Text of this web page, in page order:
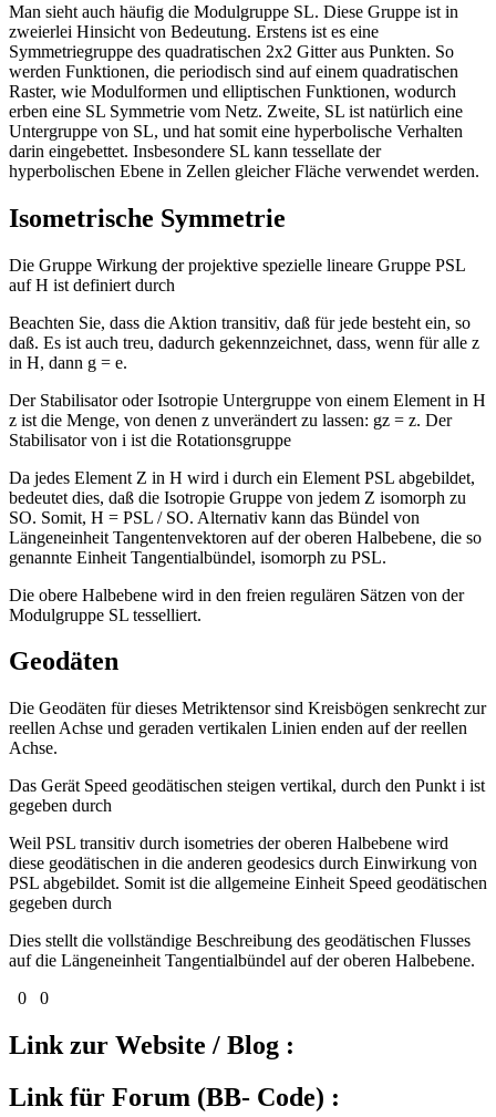
Man sieht auch häufig die Modulgruppe SL. Diese Gruppe ist in
zweierlei Hinsicht von Bedeutung. Erstens ist es eine
Symmetriegruppe des quadratischen 2x2 Gitter aus Punkten. So
werden Funktionen, die periodisch sind auf einem quadratischen
Raster, wie Modulformen und elliptischen Funktionen, wodurch
erben eine SL Symmetrie vom Netz. Zweite, SL ist natürlich eine
Untergruppe von SL, und hat somit eine hyperbolische Verhalten
darin eingebettet. Insbesondere SL kann tessellate der
hyperbolischen Ebene in Zellen gleicher Fläche verwendet werden.
Isometrische Symmetrie
Die Gruppe Wirkung der projektive spezielle lineare Gruppe PSL
auf H ist definiert durch
Beachten Sie, dass die Aktion transitiv, daß für jede besteht ein, so
daß. Es ist auch treu, dadurch gekennzeichnet, dass, wenn für alle z
in H, dann g = e.
Der Stabilisator oder Isotropie Untergruppe von einem Element in H
z ist die Menge, von denen z unverändert zu lassen: gz = z. Der
Stabilisator von i ist die Rotationsgruppe
Da jedes Element Z in H wird i durch ein Element PSL abgebildet,
bedeutet dies, daß die Isotropie Gruppe von jedem Z isomorph zu
SO. Somit, H = PSL / SO. Alternativ kann das Bündel von
Längeneinheit Tangentenvektoren auf der oberen Halbebene, die so
genannte Einheit Tangentialbündel, isomorph zu PSL.
Die obere Halbebene wird in den freien regulären Sätzen von der
Modulgruppe SL tesselliert.
Geodäten
Die Geodäten für dieses Metriktensor sind Kreisbögen senkrecht zur
reellen Achse und geraden vertikalen Linien enden auf der reellen
Achse.
Das Gerät Speed ​​geodätischen steigen vertikal, durch den Punkt i ist
gegeben durch
Weil PSL transitiv durch isometries der oberen Halbebene wird
diese geodätischen in die anderen geodesics durch Einwirkung von
PSL abgebildet. Somit ist die allgemeine Einheit Speed ​​geodätischen
gegeben durch
Dies stellt die vollständige Beschreibung des geodätischen Flusses
auf die Längeneinheit Tangentialbündel auf der oberen Halbebene.
0
0
Link zur Website / Blog :
Link für Forum (BB- Code) :